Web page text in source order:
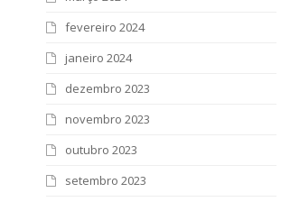
fevereiro 2024
janeiro 2024
dezembro 2023
novembro 2023
outubro 2023
setembro 2023